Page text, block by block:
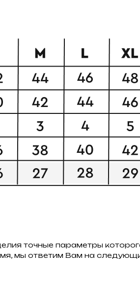
точные параметры
мы ответим Вам на